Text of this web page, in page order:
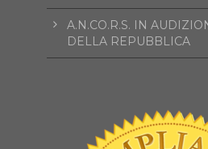
A.N.CO.R.S. IN
DELLA REPUBBLICA